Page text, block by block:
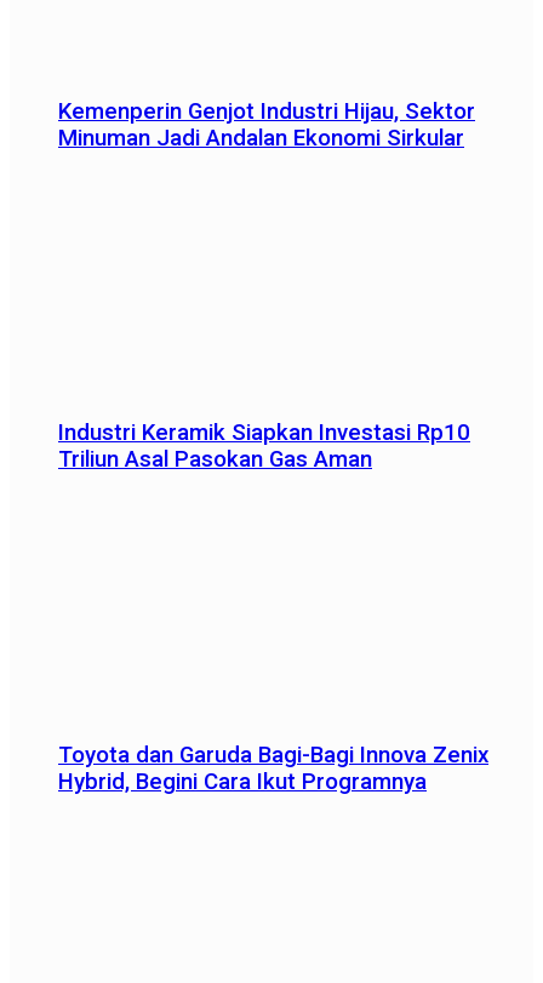
Kemenperin Genjot Industri Hijau, Sektor
Minuman Jadi Andalan Ekonomi Sirkular
Industri Keramik Siapkan Investasi Rp10
Triliun Asal Pasokan Gas Aman
Toyota dan Garuda Bagi-Bagi Innova Zenix
Hybrid, Begini Cara Ikut Programnya